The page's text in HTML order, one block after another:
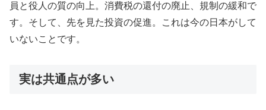
員と役人の質の向上。消費税の還付の廃止、規制の緩和で
す。そして、先を見た投資の促進。これは今の日本がして
いないことです。
実は共通点が多い